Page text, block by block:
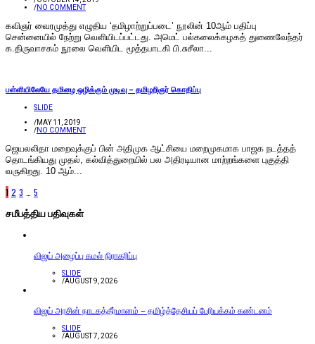
/NO COMMENT
கவிஞர் வைரமுத்து எழுதிய ‘தமிழாற்றுப்படை’ நூலின் 10ஆம் பதிப்பு
சென்னையில் நேற்று வெளியிடப்பட்டது. அமெட் பல்கலைக்கழகத் துணைவேந்தர்
க.திருவாசகம் நூலை வெளியிட மூத்தபாடகி பி.சுசீலா...
பள்ளியிலேயே தமிழை ஒழிக்கும் முடிவு – தமிழறிஞர் கொதிப்பு
SLIDE
/MAY 11, 2019
/NO COMMENT
ஜெயலலிதா மறைவுக்குப் பின் அதிமுக ஆட்சியை மறைமுகமாக பாஜக நடத்தத்
தொடங்கியது முதல், கல்வித்துறையில் பல அதிரடியான மாற்றங்களை புகுத்தி
வருகிறது. 10 ஆம்...
1 2 3 … 5
சமீபத்திய பதிவுகள்
விஜய் அழைப்பு கமல் நிராகரிப்பு
SLIDE
/AUGUST 9, 2026
விஜய் அரசின் நாடகத்தீர்மானம் – தமிழ்த்தேசியப் பேரியக்கம் கண்டனம்
SLIDE
/AUGUST 7, 2026